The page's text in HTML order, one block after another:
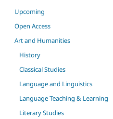
Upcoming
Open Access
Art and Humanities
History
Classical Studies
Language and Linguistics
Language Teaching & Learning
Literary Studies